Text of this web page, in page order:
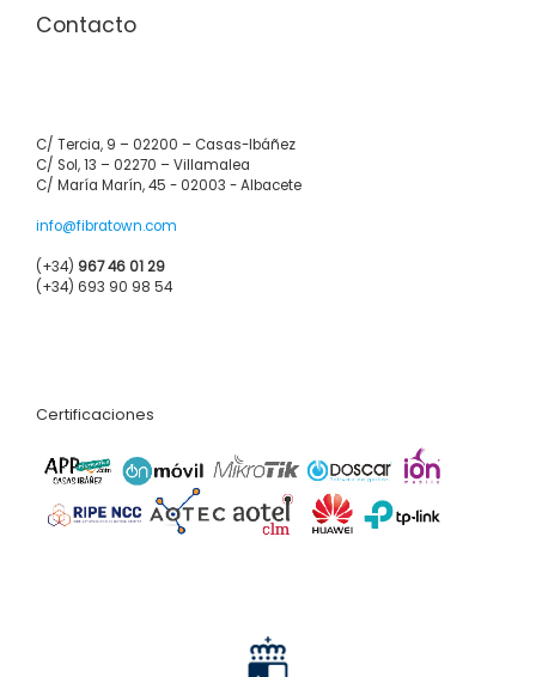
Contacto
C/ Tercia, 9 – 02200 – Casas-Ibáñez
C/ Sol, 13 – 02270 – Villamalea
C/ María Marín, 45 - 02003 - Albacete
info@fibratown.com
(+34) 967 46 01 29
(+34) 693 90 98 54
Certificaciones